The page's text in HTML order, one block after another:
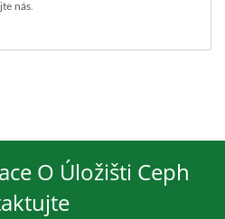
nás
O Úložišti Ceph